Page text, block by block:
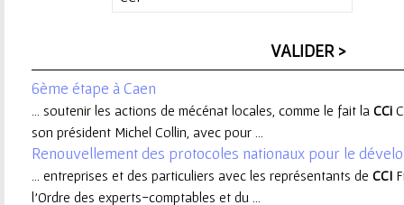
r
r
e
6ème étape à Caen
... soutenir les actions de mécénat locales, comme le fait la CCi
son président Michel Collin, avec pour ...
Renouvellement des protocoles nationaux pour le
... entreprises et des particuliers avec les représentants de CCI
l’Ordre des experts-comptables et du ...